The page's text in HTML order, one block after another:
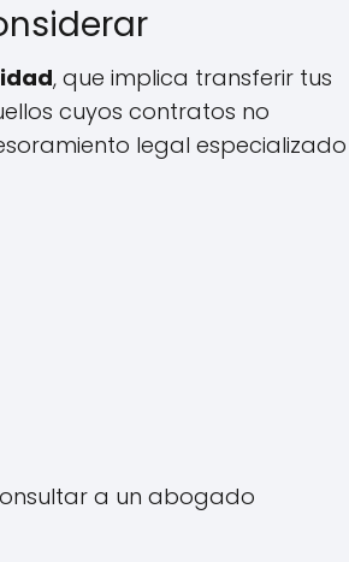
, que implica transferir tus
cuyos contratos no
legal especializado
a un abogado